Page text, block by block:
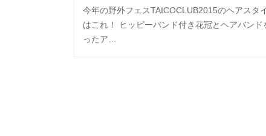
今年の野外フェスTAICOCLUB2015のヘアスタ
はこれ！ ヒッピーバンド付き花冠とヘアバンド
ったア…